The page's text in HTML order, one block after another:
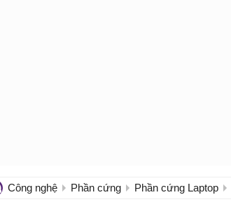
Công nghệ Phần cứng Phần cứng Laptop